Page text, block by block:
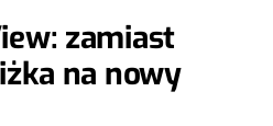
zamiast
na nowy